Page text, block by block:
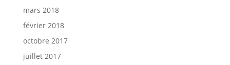
mars 2018
février 2018
octobre 2017
juillet 2017